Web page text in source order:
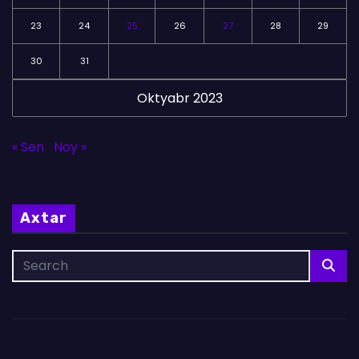
Oktyabr 2023
23 24 25 26 27 28 29
30 31
« Sen Noy »
Axtar